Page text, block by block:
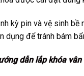
kỳ pin và vệ sinh bề
dụng để tránh bám
dẫn lắp khóa